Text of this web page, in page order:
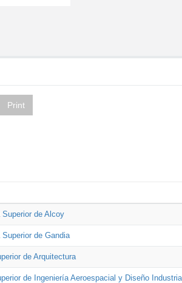
Print
de Alcoy
de Gandia
de Arquitectura
de Ingeniería Aeroespacial y Diseño Industrial